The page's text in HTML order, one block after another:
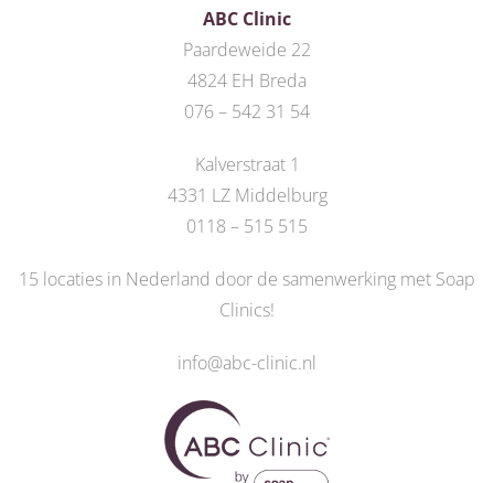
ABC Clinic
Paardeweide 22
4824 EH Breda
076 – 542 31 54
Kalverstraat 1
4331 LZ Middelburg
0118 – 515 515
15 locaties in Nederland door de samenwerking met Soap
Clinics!
info@abc-clinic.nl